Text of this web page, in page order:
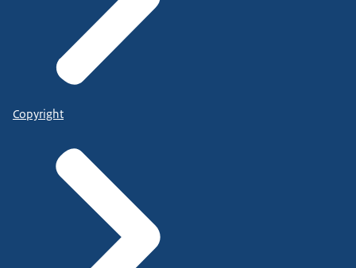
Copyright